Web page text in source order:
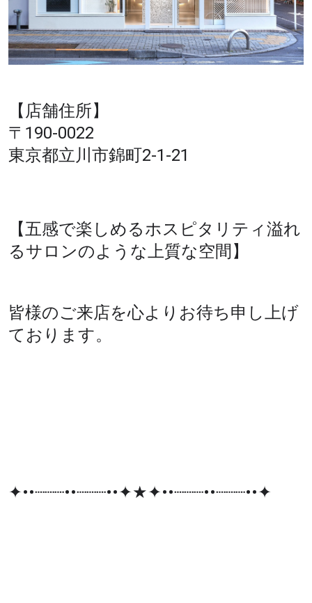
【店舗住所】
〒190-0022
東京都立川市錦町2-1-21
【五感で楽しめるホスピタリティ溢れ
るサロンのような上質な空間】
皆様のご来店を心よりお待ち申し上げ
ております。
✦••┈┈┈••┈┈┈••✦★✦••┈┈┈••┈┈┈••✦